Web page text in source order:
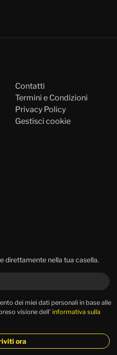
Contatti
Termini e Condizioni
Privacy Policy
Gestisci cookie
direttamente nella tua casella.
dei miei dati personali in base alle
visione dell' informativa sulla
ora